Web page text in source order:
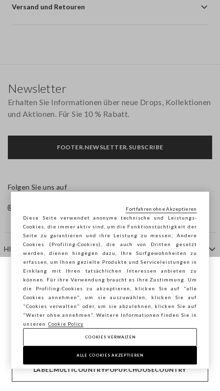
Versand und Retouren
HILFE
AGENTUR
KONTAKTE
Newsletter
Erhalten Sie Informationen über neue Drops, Kollektionen
und Aktionen. Für Sie 10 % Rabatt.
FOOTER.NEWSLETTER.SUBSCRIBE
Folgen Sie uns auf
Copyright © Ovs S.p.A. MwSt.-Nr. 04240010274 - Kap.
Kap. 290.923.470 -2.4.0
Sie surfen auf der Seite von STEFANEL
Österreich, möchten Sie Ihren Standort
speichern?
BESTÄTIGEN
LABEL.MULTICOUNTRYPOPUP.CHOOSECOUNTRY
footer.item.country Österreich
Diese Seite verwendet anonyme technische und Leistungs-
Cookies, die immer aktiv sind, um die Funktionstüchtigkeit der
Seite zu garantieren und ihre Leistung zu messen; Andere
Cookies (Profiling-Cookies), die auch von Dritten gesetzt
werden, dienen hingegen dazu, Ihre Surfgewohnheiten zu
erfassen, um Ihnen gezielte Produkte und Serviceleistungen in
Einklang mit Ihren tatsächlichen Interessen anbieten zu
können. Für ihre Verwendung braucht es Ihre Zustimmung. Um
die Profiling-Cookies zu akzeptieren, klicken Sie auf "alle
Cookies annehmen", um sie auszuwählen, klicken Sie auf
"Cookies verwalten" oder, um sie abzulehnen, klicken Sie auf
"Weiter ohne annehmen". Weitere Informationen finden Sie in
unseren
Cookie Policy
COOKIES VERWALTEN
ALLE COOKIES AKZEPTIEREN
Fortfahren ohne Akzeptieren